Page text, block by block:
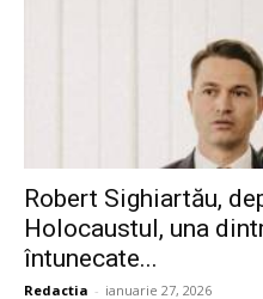
Robert Sighiartău,
Holocaustul, una
întunecate...
Redactia - ianuarie 27, 2026